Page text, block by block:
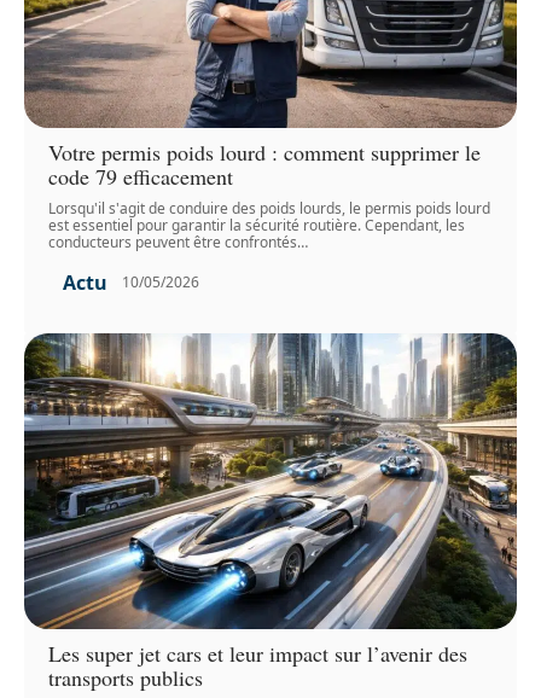
Votre permis poids lourd : comment supprimer le
code 79 efficacement
Lorsqu'il s'agit de conduire des poids lourds, le permis poids lourd
est essentiel pour garantir la sécurité routière. Cependant, les
conducteurs peuvent être confrontés…
Actu 10/05/2026
Les super jet cars et leur impact sur l’avenir des
transports publics